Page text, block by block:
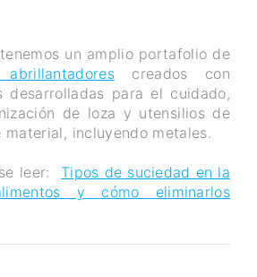
un amplio portafolio de
creados con
desarrolladas para el cuidado,
de loza y utensilios de
incluyendo metales.
leer: Tipos de suciedad en la
y cómo eliminarlos